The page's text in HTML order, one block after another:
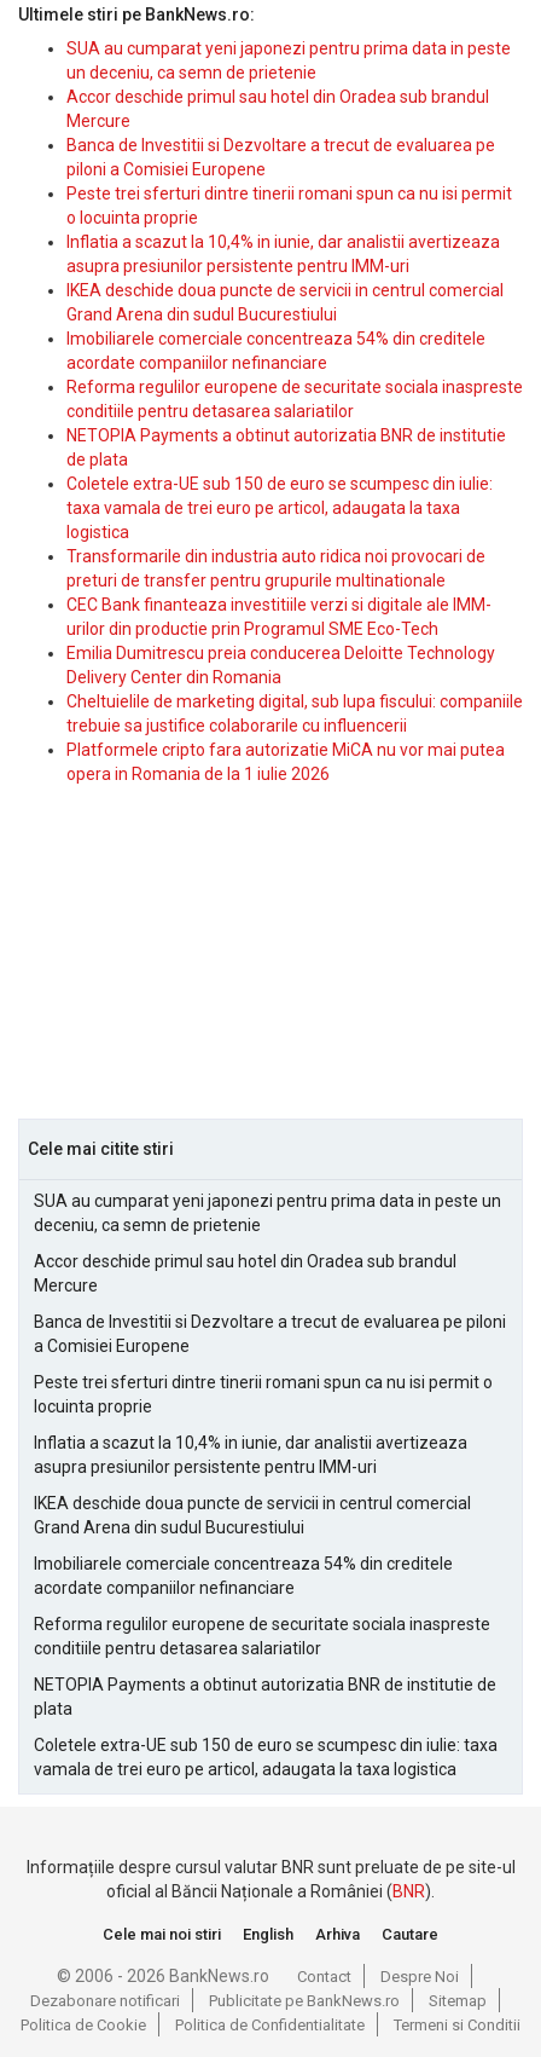
Ultimele stiri pe BankNews.ro:
SUA au cumparat yeni japonezi pentru prima data in peste
un deceniu, ca semn de prietenie
Accor deschide primul sau hotel din Oradea sub brandul
Mercure
Banca de Investitii si Dezvoltare a trecut de evaluarea pe
piloni a Comisiei Europene
Peste trei sferturi dintre tinerii romani spun ca nu isi permit
o locuinta proprie
Inflatia a scazut la 10,4% in iunie, dar analistii avertizeaza
asupra presiunilor persistente pentru IMM-uri
IKEA deschide doua puncte de servicii in centrul comercial
Grand Arena din sudul Bucurestiului
Imobiliarele comerciale concentreaza 54% din creditele
acordate companiilor nefinanciare
Reforma regulilor europene de securitate sociala inaspreste
conditiile pentru detasarea salariatilor
NETOPIA Payments a obtinut autorizatia BNR de institutie
de plata
Coletele extra-UE sub 150 de euro se scumpesc din iulie:
taxa vamala de trei euro pe articol, adaugata la taxa
logistica
Transformarile din industria auto ridica noi provocari de
preturi de transfer pentru grupurile multinationale
CEC Bank finanteaza investitiile verzi si digitale ale IMM-
urilor din productie prin Programul SME Eco-Tech
Emilia Dumitrescu preia conducerea Deloitte Technology
Delivery Center din Romania
Cheltuielile de marketing digital, sub lupa fiscului: companiile
trebuie sa justifice colaborarile cu influencerii
Platformele cripto fara autorizatie MiCA nu vor mai putea
opera in Romania de la 1 iulie 2026
Cele mai citite stiri
SUA au cumparat yeni japonezi pentru prima data in peste un
deceniu, ca semn de prietenie
Accor deschide primul sau hotel din Oradea sub brandul
Mercure
Banca de Investitii si Dezvoltare a trecut de evaluarea pe piloni
a Comisiei Europene
Peste trei sferturi dintre tinerii romani spun ca nu isi permit o
locuinta proprie
Inflatia a scazut la 10,4% in iunie, dar analistii avertizeaza
asupra presiunilor persistente pentru IMM-uri
IKEA deschide doua puncte de servicii in centrul comercial
Grand Arena din sudul Bucurestiului
Imobiliarele comerciale concentreaza 54% din creditele
acordate companiilor nefinanciare
Reforma regulilor europene de securitate sociala inaspreste
conditiile pentru detasarea salariatilor
NETOPIA Payments a obtinut autorizatia BNR de institutie de
plata
Coletele extra-UE sub 150 de euro se scumpesc din iulie: taxa
vamala de trei euro pe articol, adaugata la taxa logistica
Informațiile despre cursul valutar BNR sunt preluate de pe site-ul
oficial al Băncii Naționale a României (BNR).
Cele mai noi stiri English Arhiva Cautare
© 2006 - 2026 BankNews.ro Contact
Despre Noi
Dezabonare notificari
Publicitate pe BankNews.ro
Sitemap
Politica de Cookie
Politica de Confidentialitate Termeni si Conditii